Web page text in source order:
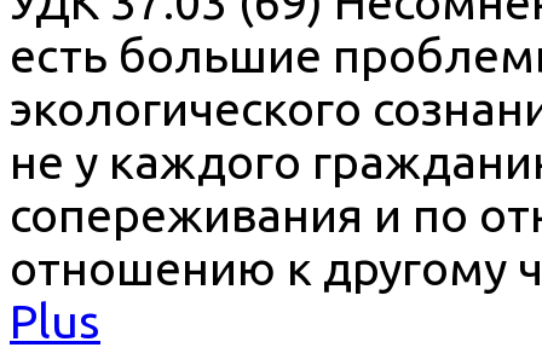
есть большие
экологического
не у каждого
сопереживания и по
отношению к другому
Plus